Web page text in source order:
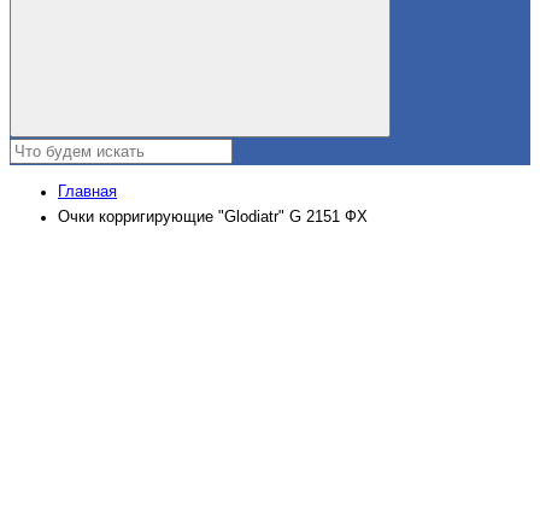
Главная
Очки корригирующие "Glodiatr" G 2151 ФХ